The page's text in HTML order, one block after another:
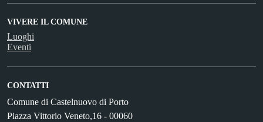
VIVERE IL COMUNE
Luoghi
Eventi
CONTATTI
Comune di Castelnuovo di Porto
Piazza Vittorio Veneto,16 - 00060